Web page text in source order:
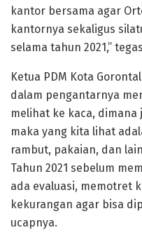
kantor bersama agar
kantornya sekaligus
selama tahun 2021,”
Ketua PDM Kota
dalam pengantarnya
melihat ke kaca,
maka yang kita lihat
rambut, pakaian, dan
Tahun 2021 sebelum
ada evaluasi, memotret
kekurangan agar bisa
ucapnya.